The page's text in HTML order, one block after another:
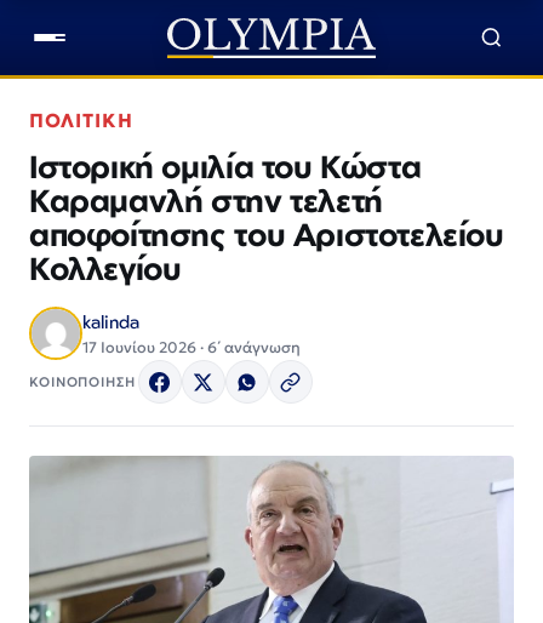
ΠΟΛΙΤΙΚΗ
Ιστορική ομιλία του Κώστα
Καραμανλή στην τελετή
αποφοίτησης του Αριστοτελείου
Κολλεγίου
kalinda
17 Ιουνίου 2026 · 6΄ ανάγνωση
ΚΟΙΝΟΠΟΙΗΣΗ